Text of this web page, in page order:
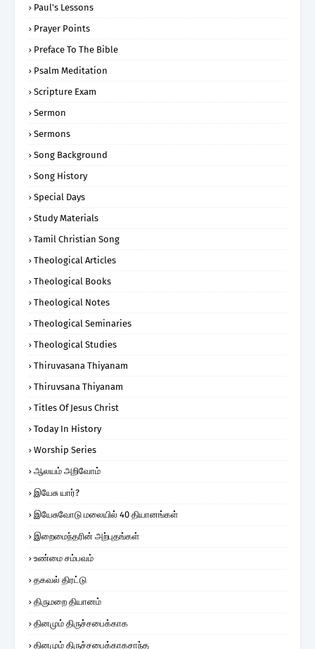
Paul's Lessons
Prayer Points
Preface To The Bible
Psalm Meditation
Scripture Exam
Sermon
Sermons
Song Background
Song History
Special Days
Study Materials
Tamil Christian Song
Theological Articles
Theological Books
Theological Notes
Theological Seminaries
Theological Studies
Thiruvasana Thiyanam
Thiruvsana Thiyanam
Titles Of Jesus Christ
Today In History
Worship Series
ஆலயம் அறிவோம்
இயேசு யார்?
இயேசுவோடு மலையில் 40 தியானங்கள்
இறைமைந்தரின் அற்புதங்கள்
உண்மை சம்பவம்
தகவல் திரட்டு
திருமறை தியானம்
தினமும் திருச்சபைக்காக
தினமும் திருச்சபைக்காகசாந்த